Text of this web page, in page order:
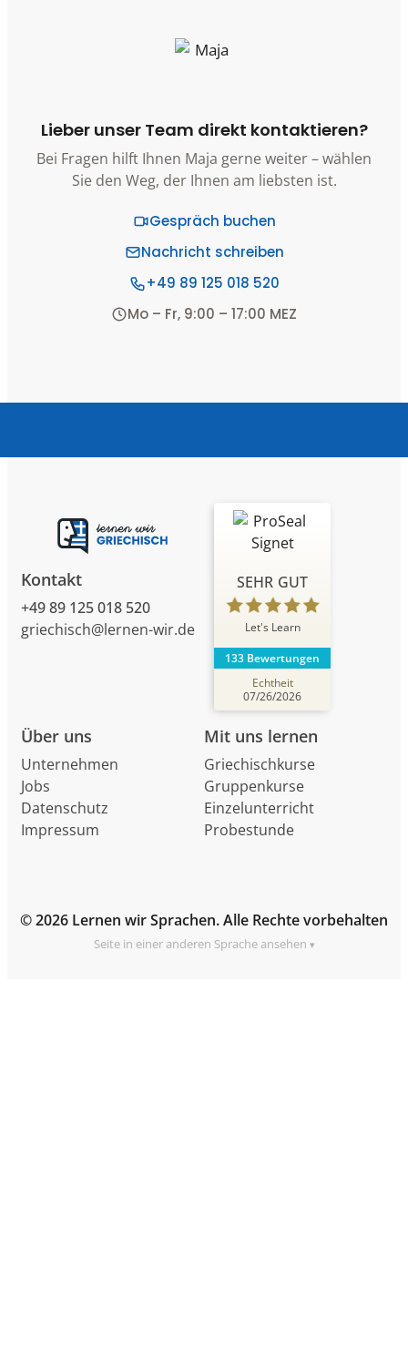
Lieber unser Team direkt kontaktieren?
Bei Fragen hilft Ihnen Maja gerne weiter – wählen
Sie den Weg, der Ihnen am liebsten ist.
Gespräch buchen
Nachricht schreiben
+49 89 125 018 520
Mo – Fr, 9:00 – 17:00 MEZ
Kontakt
+49 89 125 018 520
griechisch@lernen-wir.de
Über uns
Unternehmen
Jobs
Datenschutz
Impressum
Mit uns lernen
Griechischkurse
Gruppenkurse
Einzelunterricht
Probestunde
SEHR GUT
Let's Learn
133 Bewertungen
Echtheit
07/26/2026
© 2026 Lernen wir Sprachen. Alle Rechte vorbehalten
Seite in einer anderen Sprache ansehen